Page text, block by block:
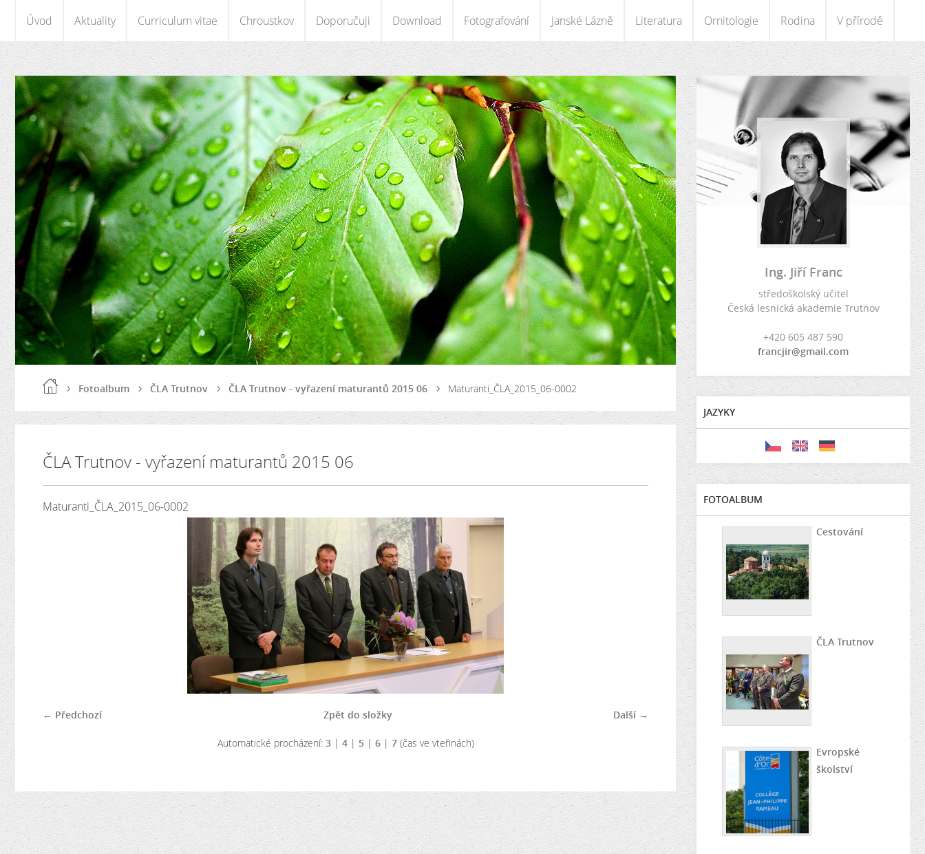
Úvod Aktuality Curriculum vitae Chroustkov Doporučuji Download Fotografování Janské Lázně Literatura Ornitologie Rodina V přírodě
Fotoalbum ČLA Trutnov ČLA Trutnov - vyřazení maturantů 2015 06 Maturanti_ČLA_2015_06-0002
ČLA Trutnov - vyřazení maturantů 2015 06
Maturanti_ČLA_2015_06-0002
← Předchozí Další →
Zpět do složky
Automatické procházení: 3| 4| 5| 6| 7(čas ve vteřinách)
Ing. Jiří Franc
středoškolský učitel
Česká lesnická akademie Trutnov
+420 605 487 590
francjir@gmail.com
JAZYKY
FOTOALBUM
Cestování
ČLA Trutnov
Evropské
školství